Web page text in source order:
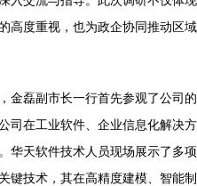
高度重视，也为政企协同推动区域
金磊副市长一行首先参观了公司的
司在工业软件、企业信息化解决方
华天软件技术人员现场展示了多项
键技术，其在高精度建模、智能制